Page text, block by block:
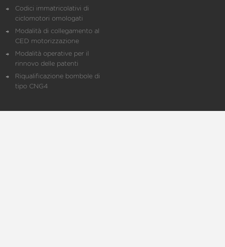
Codici immatricolativi di
ciclomotori omologati
Modalità di collegamento al
CED motorizzazione
Modalità operative per il
rinnovo delle patenti
Riqualificazione bombole di
tipo CNG4